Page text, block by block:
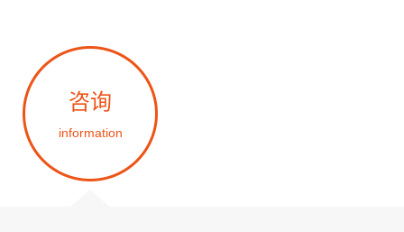
咨询
information